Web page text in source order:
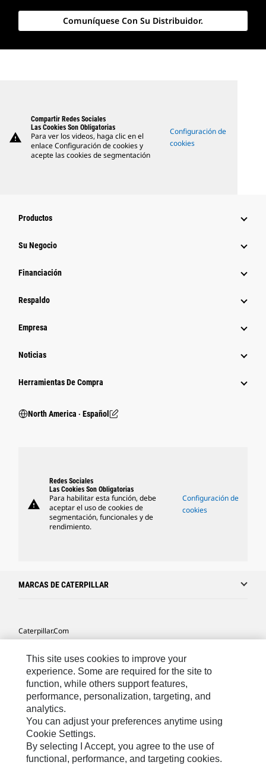
Comuníquese Con Su Distribuidor.
warning
Compartir Redes Sociales
Las Cookies Son Obligatorias
Para ver los videos, haga clic en el
enlace Configuración de cookies y
acepte las cookies de segmentación
Configuración de
cookies
Productos
Su Negocio
Financiación
Respaldo
Empresa
Noticias
Herramientas De Compra
North America ‧ Español
warning
Redes Sociales
Las Cookies Son Obligatorias
Para habilitar esta función, debe
aceptar el uso de cookies de
segmentación, funcionales y de
rendimiento.
Configuración de
cookies
MARCAS DE CATERPILLAR
Caterpillar.com
Mis Preferencias De Marketing
Site Map
Cookie Settings
Legal
Privacy
This site uses cookies to improve your
experience. Some are required for the site to
function, while others support features,
performance, personalization, targeting, and
analytics.
You can adjust your preferences anytime using
Cookie Settings.
By selecting I Accept, you agree to the use of
functional, performance, and targeting cookies.